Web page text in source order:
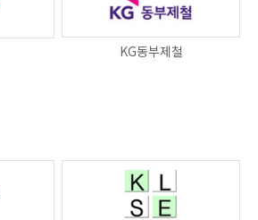
KG동부제철